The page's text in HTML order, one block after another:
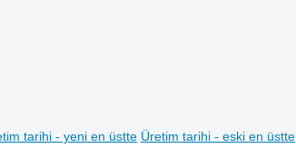
tarihi - yeni en üstte Üretim tarihi - eski en üstte